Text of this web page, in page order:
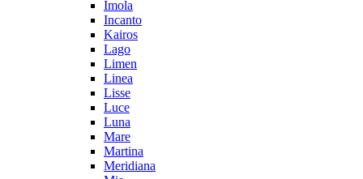
Imola
Incanto
Kairos
Lago
Limen
Linea
Lisse
Luce
Luna
Mare
Martina
Meridiana